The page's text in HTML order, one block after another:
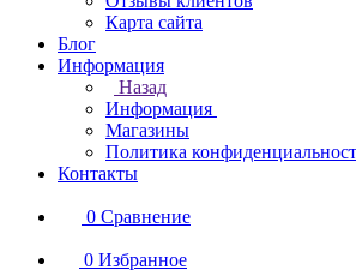
Карта сайта
Блог
Информация
Назад
Информация
Магазины
Политика
Контакты
0 Сравнение
0 Избранное